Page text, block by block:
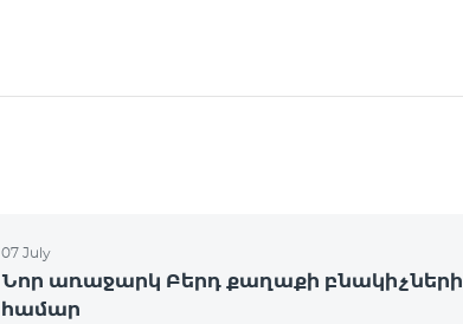
07 July
Նոր առաջարկ Բերդ քաղաքի բնակիչների
համար